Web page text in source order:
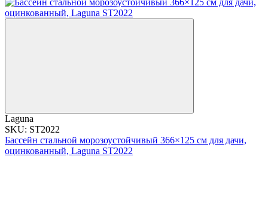
Laguna
SKU: ST2022
Бассейн стальной морозоустойчивый 366×125 см для дачи,
оцинкованный, Laguna ST2022